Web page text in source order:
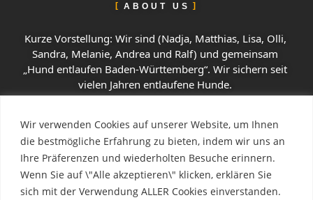
Wir verwenden Cookies auf unserer Website, um Ihnen
die bestmögliche Erfahrung zu bieten, indem wir uns an
Ihre Präferenzen und wiederholten Besuche erinnern.
Wenn Sie auf \"Alle akzeptieren\" klicken, erklären Sie
sich mit der Verwendung ALLER Cookies einverstanden.
ABOUT US
Kurze Vorstellung: Wir sind (Nadja, Matthias, Lisa, Olli,
Sandra, Melanie, Andrea und Ralf) und gemeinsam
„Hund entlaufen Baden-Württemberg“. Wir sichern seit
vielen Jahren entlaufene Hunde.
SEITEN
Home
Impressum